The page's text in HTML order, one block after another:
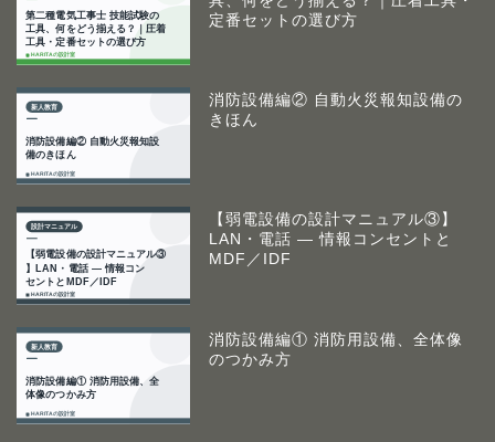
定番セットの選び方
消防設備編② 自動火災報知設備の
きほん
【弱電設備の設計マニュアル③】
LAN・電話 ― 情報コンセントと
MDF／IDF
消防設備編① 消防用設備、全体像
のつかみ方